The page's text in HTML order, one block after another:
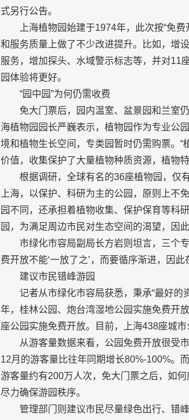
式另行公告。
上海植物园始建于1974年，此次按“免
和服务质量上做了不少改进提升。比如，增
服务，增加探头、水域警示标志等，并对11
园体验将更好。
“园中园”为何仍需收费
免大门票后，园内温室、盆景园和兰室
海植物园园长严巍表示，植物园作为专业公
境和植物生长空间，专类园暂时仍需购票。
价值，收集保护了大量植物种质资源，植物
根据调研，全球有名的36座植物园，仅
上海，以保护、科研为主的公园，原则上不
园不同，还承担着植物收集、保护保育等科
园，为满足周边市民对生态空间的渴望，因
市绿化市容局副局长方岩则坦言，三个
费开放不能‘一放了之’，而要循序渐进，因
建议市民错峰游园
记者从市绿化市容局获悉，秉承“最好
年，桂林公园、炮台湾湿地公园实施免费开
座公园实施免费开放。目前，上海438座城市
从游客量数据来看，公园免费开放很受
12月的游客量比往年同期增长80%-100%。
游客量约有200万人次，免大门票之后，如
尽力确保游园秩序。
管理部门则建议市民尽量绿色出行、错